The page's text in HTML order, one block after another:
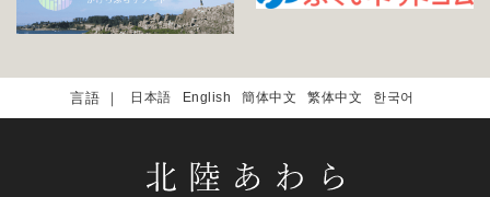
日本語 English 簡体中文 繁体中文 한국어